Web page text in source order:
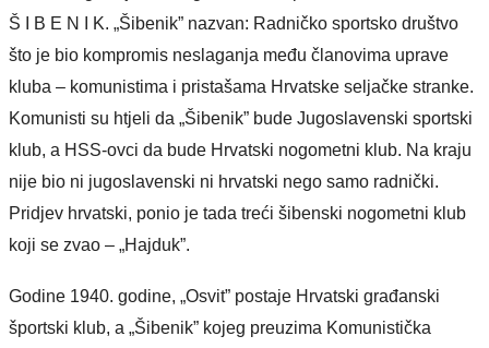
Š I B E N I K. „Šibenik” nazvan: Radničko sportsko društvo
što je bio kompromis neslaganja među članovima uprave
kluba – komunistima i pristašama Hrvatske seljačke stranke.
Komunisti su htjeli da „Šibenik” bude Jugoslavenski sportski
klub, a HSS-ovci da bude Hrvatski nogometni klub. Na kraju
nije bio ni jugoslavenski ni hrvatski nego samo radnički.
Pridjev hrvatski, ponio je tada treći šibenski nogometni klub
koji se zvao – „Hajduk”.
Godine 1940. godine, „Osvit” postaje Hrvatski građanski
športski klub, a „Šibenik” kojeg preuzima Komunistička